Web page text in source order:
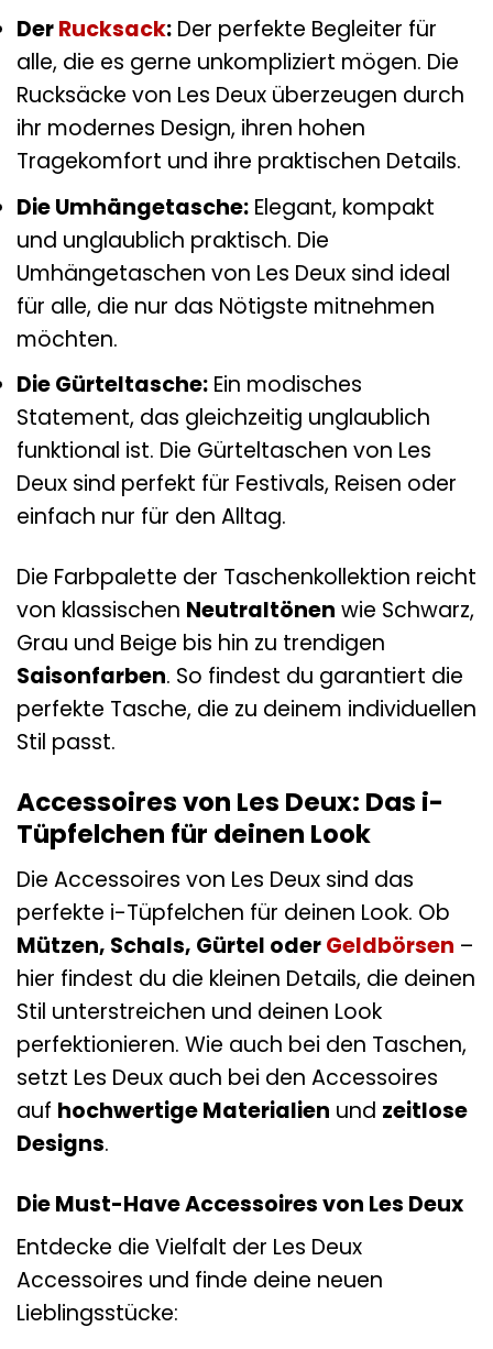
DerRucksack: Der perfekte Begleiter für
alle, die es gerne unkompliziert mögen. Die
Rucksäcke von Les Deux überzeugen durch
ihr modernes Design, ihren hohen
Tragekomfort und ihre praktischen Details.
Die Umhängetasche: Elegant, kompakt
und unglaublich praktisch. Die
Umhängetaschen von Les Deux sind ideal
für alle, die nur das Nötigste mitnehmen
möchten.
Die Gürteltasche: Ein modisches
Statement, das gleichzeitig unglaublich
funktional ist. Die Gürteltaschen von Les
Deux sind perfekt für Festivals, Reisen oder
einfach nur für den Alltag.
Die Farbpalette der Taschenkollektion reicht
von klassischen Neutraltönen wie Schwarz,
Grau und Beige bis hin zu trendigen
Saisonfarben. So findest du garantiert die
perfekte Tasche, die zu deinem individuellen
Stil passt.
Accessoires von Les Deux: Das i-
Tüpfelchen für deinen Look
Die Accessoires von Les Deux sind das
perfekte i-Tüpfelchen für deinen Look. Ob
Mützen, Schals, Gürtel oderGeldbörsen –
hier findest du die kleinen Details, die deinen
Stil unterstreichen und deinen Look
perfektionieren. Wie auch bei den Taschen,
setzt Les Deux auch bei den Accessoires
auf hochwertige Materialien und zeitlose
Designs.
Die Must-Have Accessoires von Les Deux
Entdecke die Vielfalt der Les Deux
Accessoires und finde deine neuen
Lieblingsstücke: